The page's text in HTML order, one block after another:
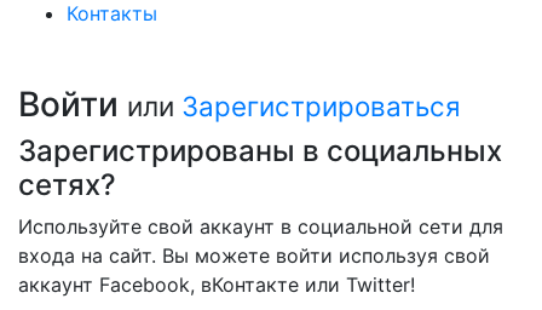
Контакты
Войти или Зарегистрироваться
Зарегистрированы в социальных
сетях?
Используйте свой аккаунт в социальной сети для
входа на сайт. Вы можете войти используя свой
аккаунт Facebook, вКонтакте или Twitter!